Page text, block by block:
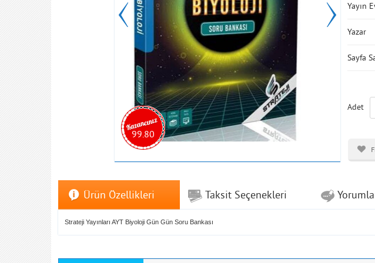
99.80
Yayın
Yazar
Sayfa
Adet
Ürün Özellikleri Taksit Seçenekleri
Strateji Yayınları AYT Biyoloji Gün Gün Soru Bankası